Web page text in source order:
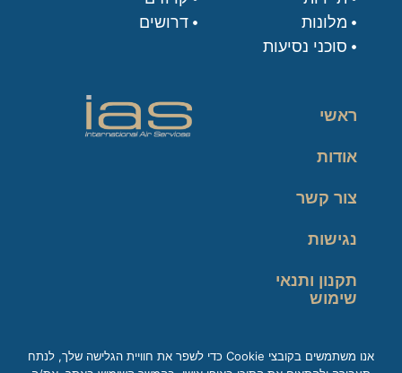
מלונות
סוכני נסיעות
דרושים
ראשי
אודות
צור קשר
נגישות
תקנון ותנאי
שימוש
אנו משתמשים בקובצי Cookie כדי לשפר את חוויית הגלישה שלך, לנתח